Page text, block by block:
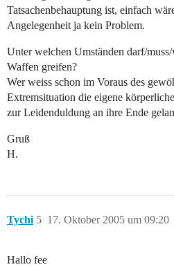
Tatsachenbehauptung ist, einfach
Angelegenheit ja kein Problem.
Unter welchen Umständen darf/
Waffen greifen?
Wer weiss schon im Voraus des
Extremsituation die eigene
zur Leidenduldung an ihre Ende
Gruß
H.
Tychi 17. Oktober 2005 um 09:20
5
Hallo fee